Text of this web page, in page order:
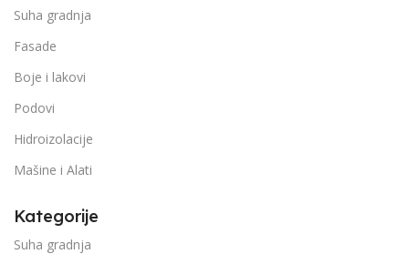
Suha gradnja
Fasade
Boje i lakovi
Podovi
Hidroizolacije
Mašine i Alati
Kategorije
Suha gradnja